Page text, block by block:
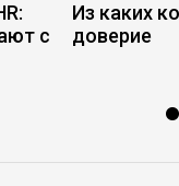
с
Из каких
доверие